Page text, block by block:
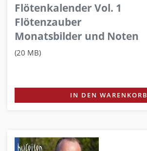
Flötenkalender Vol. 1
Flötenzauber
Monatsbilder und Noten
(20 MB)
IN DEN WARENKORB